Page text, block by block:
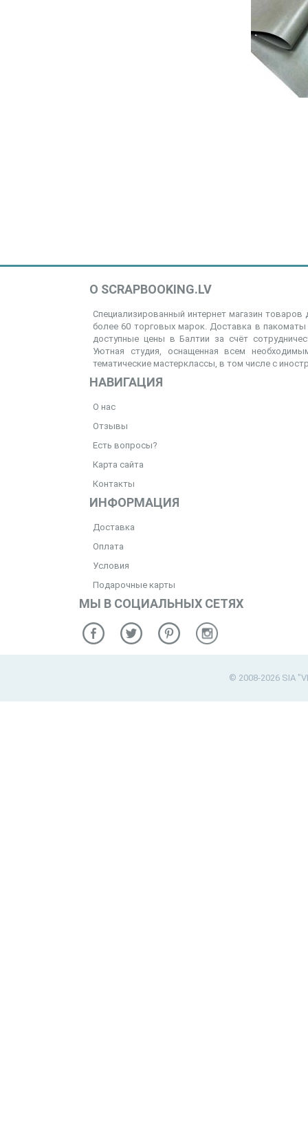
О SCRAPBOOKING.LV
Специализированный интернет магазин товаров
более 60 торговых марок. Доставка в
доступные цены в Балтии за счёт
Уютная студия, оснащенная всем
тематические мастерклассы, в том числе с
НАВИГАЦИЯ
О нас
Отзывы
Есть вопросы?
Карта сайта
Контакты
ИНФОРМАЦИЯ
Доставка
Оплата
Условия
Подарочные карты
МЫ В СОЦИАЛЬНЫХ СЕТЯХ
© 2008-2026 SIA